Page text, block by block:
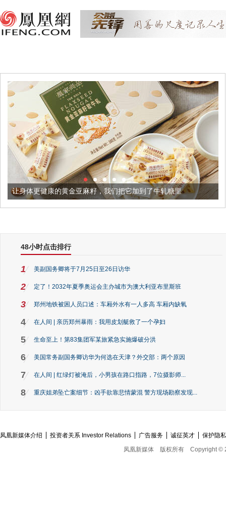
黄金亚麻籽，我们把它加到了牛轧糖里 被列入佛家七宝的
48小时点击排行
1 美副国务卿将于7月25日至26日访华
2 定了！2032年夏季奥运会主办城市为澳大利亚布里斯班
3 郑州地铁被困人员口述：车厢外水有一人多高 车厢内缺氧
4 在人间 | 亲历郑州暴雨：我用皮划艇救了一个孕妇
5 生命至上！第83集团军某旅紧急实施爆破分洪
6 美国常务副国务卿访华为何选在天津？外交部：两个原因
7 在人间 | 红绿灯被淹后，小男孩在路口指路，7位摄影师...
8 重庆姐弟坠亡案细节：凶手欲靠悲情蒙混 警方现场勘察发现...
凤凰新媒体介绍 投资者关系 Investor Relations 广告服务 诚征英才
保护隐
凤凰新媒体
版权所有 Copyright ©